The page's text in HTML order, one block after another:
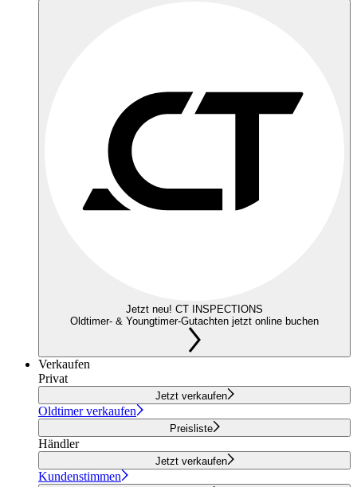
Jetzt neu! CT INSPECTIONS
Oldtimer- & Youngtimer-Gutachten jetzt online buchen
Verkaufen
Privat
Jetzt verkaufen
Oldtimer verkaufen
Preisliste
Händler
Jetzt verkaufen
Kundenstimmen